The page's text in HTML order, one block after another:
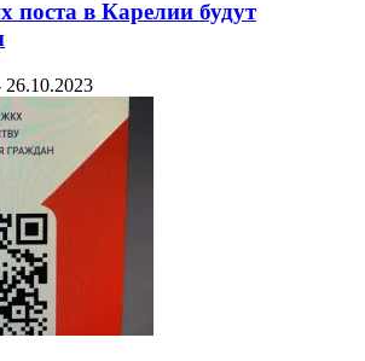
поста в Карелии будут
26.10.2023